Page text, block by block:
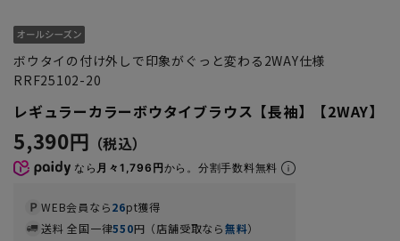
ボウタイの付け外しで印象がぐっと変わる2WAY仕様
RRF25102-20
レギュラーカラーボウタイブラウス【長袖】【2WAY】
5,390円
なら 月々1,796円から。分割手数料無料
WEB会員なら26pt獲得
送料 全国一律550円（店舗受取なら無料）